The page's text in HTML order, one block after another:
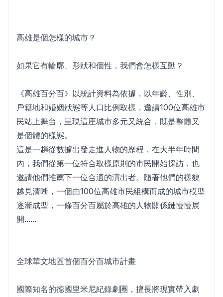
高雄是個怎樣的城市？
如果它有輪廓、形狀和個性，我們會怎樣互動？
《高雄百分百》以統計資料為依據，以年齡、性別、
戶籍地和婚姻狀態等人口比例取樣，邀請100位高雄市
民站上舞台，呈現這座城市多元又統合，既是整體又
是個體的樣態。
這是一趟從數據出發走進人物的歷程，在大半年時間
內，我們從第一位符合取樣原則的市民開始採訪，也
邀請他們推薦下一位合適的演出者。隨著他們的樣貌
越見清晰，一個由100位高雄市民組構而成的城市模型
逐漸成型，一條百分百屬於高雄的人物關係鏈慢慢展
開......
全球華文地區首個百分百城市計畫
國際知名的德國里米尼紀錄劇團，擅長將現實帶入劇